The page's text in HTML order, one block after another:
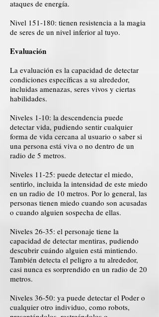
ataques de energía.
Nivel 151-180: tienen resistencia a la magia
de seres de un nivel inferior al tuyo.
Evaluación
La evaluación es la capacidad de detectar
condiciones específicas a su alrededor,
incluidas amenazas, seres vivos y ciertas
habilidades.
Niveles 1-10: la descendencia puede
detectar vida, pudiendo sentir cualquier
forma de vida cercana al usuario o saber si
una persona está viva o no dentro de un
radio de 5 metros.
Niveles 11-25: puede detectar el miedo,
sentirlo, incluida la intensidad de este miedo
en un radio de 10 metros. Por lo general, las
personas tienen miedo cuando son acusadas
o cuando alguien sospecha de ellas.
Niveles 26-35: el personaje tiene la
capacidad de detectar mentiras, pudiendo
descubrir cuándo alguien está mintiendo.
También detecta el peligro a tu alrededor,
casi nunca es sorprendido en un radio de 20
metros.
Niveles 36-50: ya puede detectar el Poder o
cualquier otro individuo, como robots,